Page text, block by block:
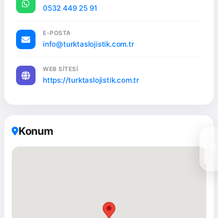
K1 Belgesi, %100 Sigortalı ve Ambalajlı Nakliyat:
sahip bir firmayız. Eşyalarınızın güvenliği bizim için en
önemli önceliklerden biridir. Bu nedenle tüm
zarar görmemesi için en kaliteli ambalaj malzemelerini
kullanıyoruz ve profesyonel ekibimiz tarafından
Ataşehir'deki yüksek binaların ve yoğun trafiğin
taşınmayı zorlaştırdığını biliyoruz. Bu nedenle,
önemli ölçüde kısalır. Ataşehir'de asansörlü nakliyat
0532 449 25 91
E-POSTA
info@turktaslojistik.com.tr
WEB SITESI
https://turktaslojistik.com.tr
Konum